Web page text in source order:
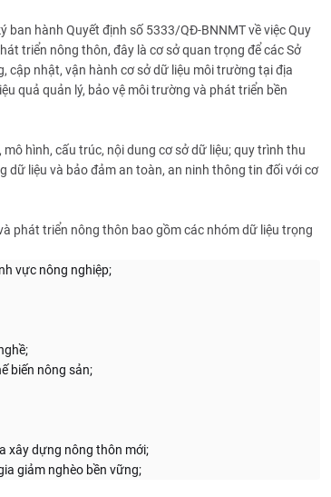
hành Quyết định số 5333/QĐ-BNNMT về việc Quy
triển nông thôn, đây là cơ sở quan trọng để các Sở
cập nhật, vận hành cơ sở dữ liệu môi trường tại địa
quả quản lý, bảo vệ môi trường và phát triển bền
hình, cấu trúc, nội dung cơ sở dữ liệu; quy trình thu
dữ liệu và bảo đảm an toàn, an ninh thông tin đối với cơ
phát triển nông thôn bao gồm các nhóm dữ liệu trọng
vực nông nghiệp;
biến nông sản;
xây dựng nông thôn mới;
giảm nghèo bền vững;